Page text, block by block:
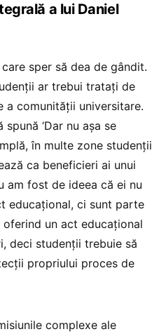
a lui Daniel
sper să dea de gândit.
ar trebui tratați de
comunității universitare.
‘Dar nu așa se
în multe zone studenții
ca beneficieri ai unui
am fost de ideea că ei nu
educațional, ci sunt parte
un act educațional
deci studenții trebuie să
propriului proces de
complexe ale